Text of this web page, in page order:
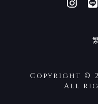
Copyright ©
All